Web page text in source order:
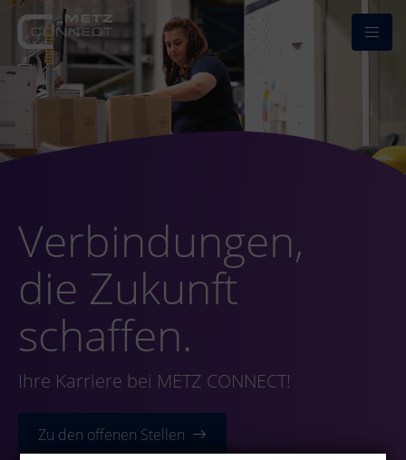
Verbindungen,
die Zukunft
schaffen.
Ihre Karriere bei METZ CONNECT!
Zu den offenen Stellen